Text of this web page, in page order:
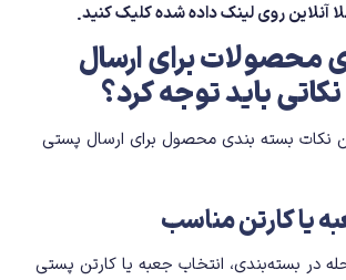
آنلاین روی لینک داده شده کلیک کنید.
محصولات برای ارسال
باید توجه کرد؟
نکات بسته بندی محصول برای ارسال پستی
یا کارتن مناسب
در بسته‌بندی، انتخاب جعبه یا کارتن پستی